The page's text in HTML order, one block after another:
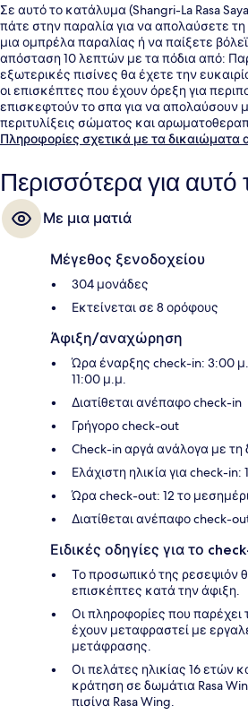
Σε αυτό το κατάλυμα (Shangri-La Rasa
πάτε στην παραλία για να απολαύσετε
μια ομπρέλα παραλίας ή να παίξετε
απόσταση 10 λεπτών με τα πόδια από:
εξωτερικές πισίνες θα έχετε την
οι επισκέπτες που έχουν όρεξη για
επισκεφτούν το σπα για να απολαύσουν
περιτυλίξεις σώματος και
Market Cafe), ένα από τα 3 εστιατόρια,
προσφέρονται σε αυτό το θέρετρο
μπαρ/lounge, γήπεδο γκολφ και δωρεάν
ταξιδιώτες λατρεύουν το εξυπηρετικό
Πληροφορίες σχετικά με τα
Περισσότερα για
Με μια ματιά
Μέγεθος ξενοδοχείου
304 μονάδες
Εκτείνεται σε 8 ορόφους
Άφιξη/αναχώρηση
Ώρα έναρξης check-in: 3:00
11:00 μ.μ.
Διατίθεται ανέπαφο check-in
Γρήγορο check-out
Check-in αργά ανάλογα με τη
Ελάχιστη ηλικία για check-in:
Ώρα check-out: 12 το
Διατίθεται ανέπαφο check-
Ειδικές οδηγίες για το
Το προσωπικό της ρεσεψιόν
επισκέπτες κατά την άφιξη.
Οι πληροφορίες που
έχουν μεταφραστεί με
μετάφρασης.
Οι πελάτες ηλικίας 16 ετών
κράτηση σε δωμάτια Rasa
πισίνα Rasa Wing.